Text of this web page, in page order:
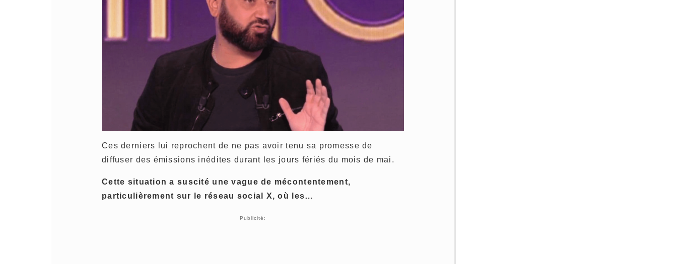
Ces derniers lui reprochent de ne pas avoir tenu sa promesse de
diffuser des émissions inédites durant les jours fériés du mois de mai.
Cette situation a suscité une vague de mécontentement,
particulièrement sur le réseau social X, où les…
Publicité: